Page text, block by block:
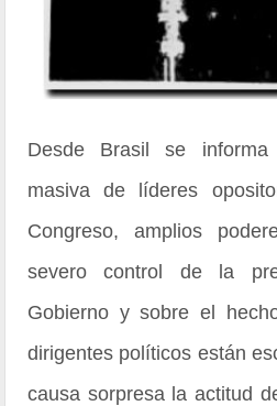
Desde Brasil se
masiva de líderes
Congreso, amplios
severo control de la
Gobierno y sobre el
dirigentes políticos están
causa sorpresa la actitud